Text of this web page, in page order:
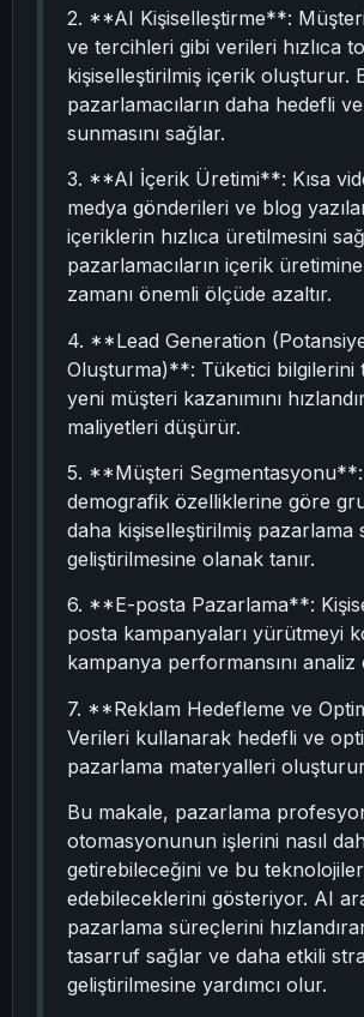
2. **AI Kişiselleştirme**: Müşteri
ve tercihleri gibi verileri hızlıca
kişiselleştirilmiş içerik oluşturur.
pazarlamacıların daha hedefli
sunmasını sağlar.
3. **AI İçerik Üretimi**: Kısa
medya gönderileri ve blog
içeriklerin hızlıca üretilmesini
pazarlamacıların içerik
zamanı önemli ölçüde azaltır.
4. **Lead Generation
Oluşturma)**: Tüketici bilgilerini
yeni müşteri kazanımını
maliyetleri düşürür.
5. **Müşteri
demografik özelliklerine göre
daha kişiselleştirilmiş pazarlama
geliştirilmesine olanak tanır.
6. **E-posta Pazarlama**:
posta kampanyaları yürütmeyi
kampanya performansını analiz
7. **Reklam Hedefleme ve
Verileri kullanarak hedefli ve
pazarlama materyalleri
Bu makale, pazarlama
otomasyonunun işlerini nasıl
getirebileceğini ve bu
edebileceklerini gösteriyor. AI
pazarlama süreçlerini
tasarruf sağlar ve daha etkili
geliştirilmesine yardımcı olur.